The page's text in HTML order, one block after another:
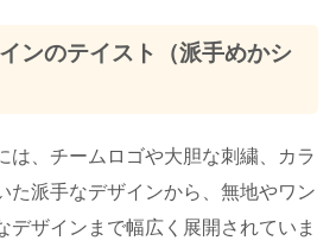
ンのテイスト（派手めかシ
は、チームロゴや大胆な刺繍、カラ
た派手なデザインから、無地やワン
デザインまで幅広く展開されていま